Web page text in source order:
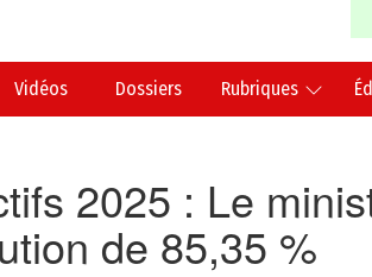
Vidéos Dossiers Rubriques
2025 : Le
de 85,35 %